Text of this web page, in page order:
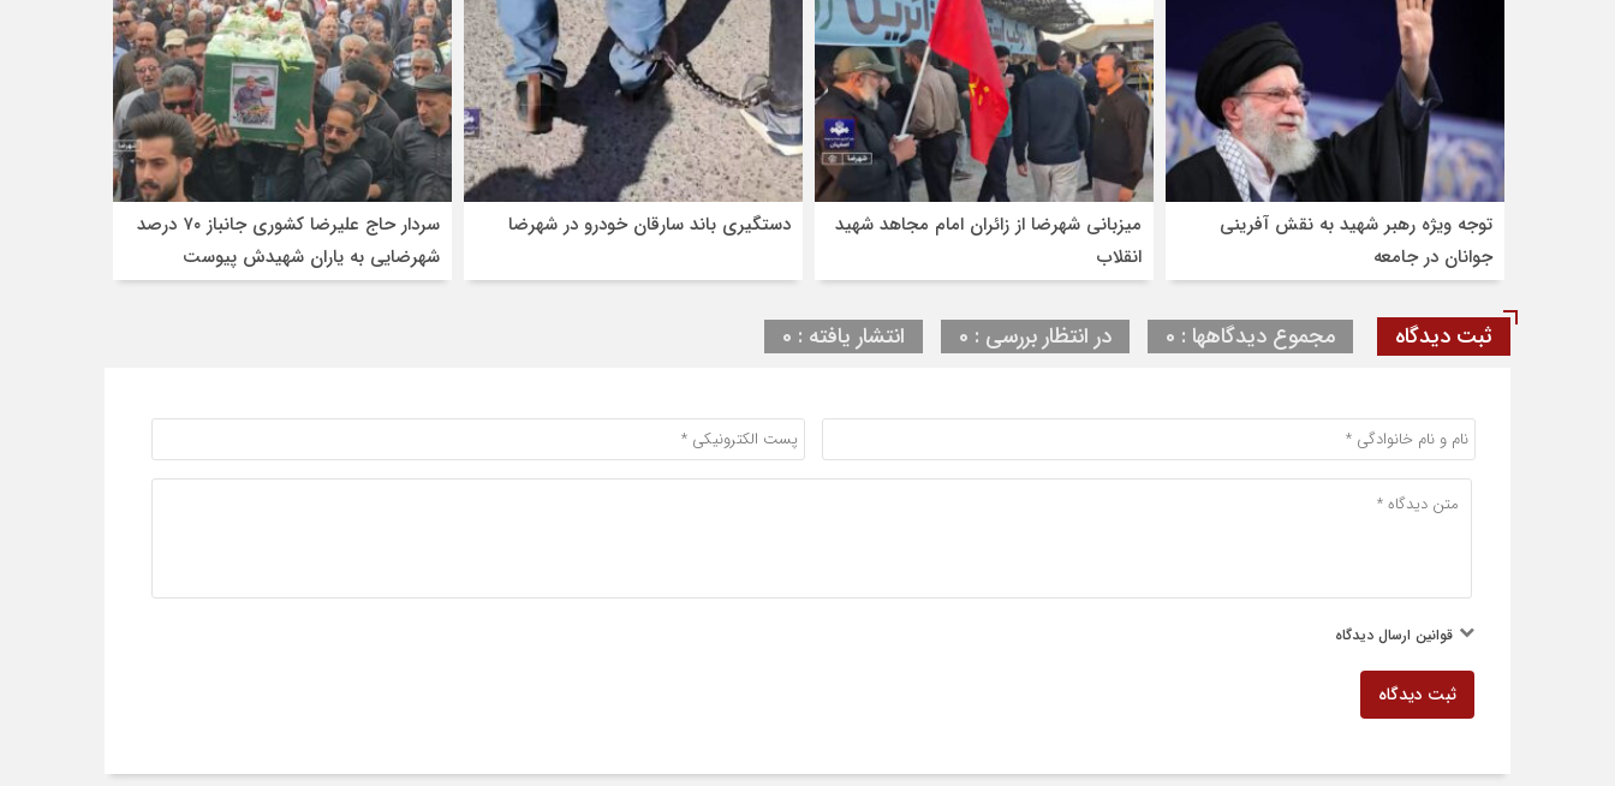
توجه ویژه رهبر شهید به نقش آفرینی
جوانان در جامعه
میزبانی شهرضا از زائران امام مجاهد شهید
انقلاب
دستگیری باند سارقان خودرو در شهرضا
سردار حاج علیرضا کشوری جانباز ۷۰ درصد
شهرضایی به یاران شهیدش پیوست
ثبت دیدگاه مجموع دیدگاهها : 0 در انتظار بررسی : 0 انتشار یافته : 0
قوانین ارسال دیدگاه
ثبت دیدگاه